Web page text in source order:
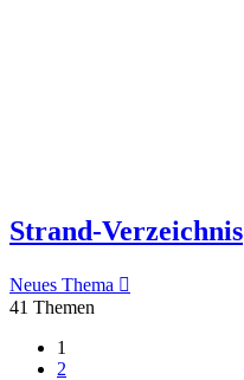
Strand-Verzeichnis
Neues Thema
41 Themen
1
2